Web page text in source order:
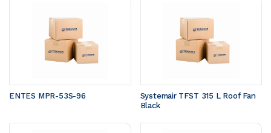
ENTES MPR-53S-96
Systemair TFST 315 L Roof Fan
Black